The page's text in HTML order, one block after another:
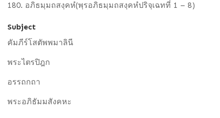
180. อภิธมฺมถสงฺคหํ(พฺรอภิธมฺมถสงฺคหํปริจฺเฉทที่ 1 – 8)
Subject
คัมภีร์โสตัพพมาลินี
พระไตรปิฎก
อรรถกถา
พระอภิธัมมสังคหะ